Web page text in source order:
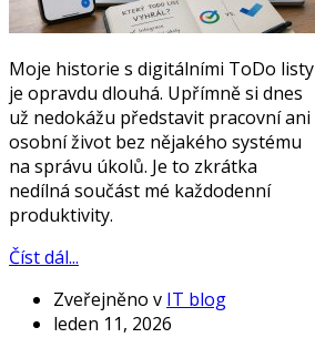
Moje historie s digitálními ToDo listy
je opravdu dlouhá. Upřímně si dnes
už nedokážu představit pracovní ani
osobní život bez nějakého systému
na správu úkolů. Je to zkrátka
nedílná součást mé každodenní
produktivity.
Číst dál...
Zveřejněno v IT blog
leden 11, 2026